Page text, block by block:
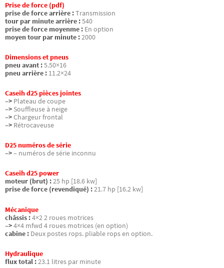
Prise de force (pdf)
prise de force arrière :Transmission
tour par minute arrière :540
prise de force moyenme : En option
moyen tour par minute :2000
Dimensions et pneus
pneu avant :5.50×16
pneu arrière : 11.2×24
Caseih d25 pièces jointes
–> Plateau de coupe
–> Souffleuse à neige
–>Chargeur frontal
–> Rétrocaveuse
D25 numéros de série
–>– numéros de série inconnu
Caseih d25 power
moteur (brut) :25 hp [18.6 kw]
prise de force (revendiqué) :21.7 hp [16.2 kw]
Mécanique
châssis :4×2 2 roues motrices
–>4×4 mfwd 4 roues motrices (en option)
cabine : Deux postes rops. pliable rops en option.
Hydraulique
flux total :23.1 litres par minute